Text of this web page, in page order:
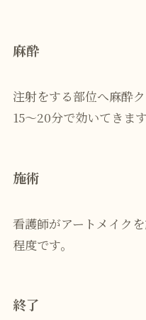
麻酔
注射をする部位へ麻酔
15〜20分で効いてきます
施術
看護師がアートメイク
程度です。
終了